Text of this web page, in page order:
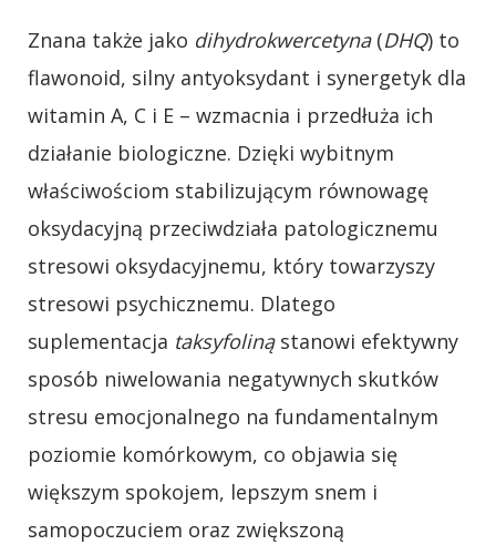
Znana także jako dihydrokwercetyna(DHQ) to
flawonoid, silny antyoksydant i synergetyk dla
witamin A, C i E – wzmacnia i przedłuża ich
działanie biologiczne. Dzięki wybitnym
właściwościom stabilizującym równowagę
oksydacyjną przeciwdziała patologicznemu
stresowi oksydacyjnemu, który towarzyszy
stresowi psychicznemu. Dlatego
suplementacja taksyfolinąstanowi efektywny
sposób niwelowania negatywnych skutków
stresu emocjonalnego na fundamentalnym
poziomie komórkowym, co objawia się
większym spokojem, lepszym snem i
samopoczuciem oraz zwiększoną